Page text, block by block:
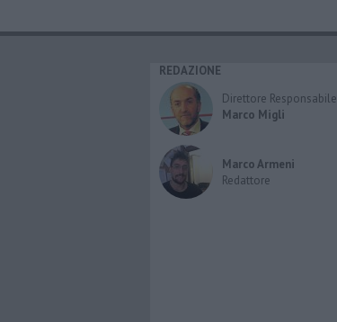
REDAZIONE
Direttore Responsabile
Marco Migli
Marco Armeni
Redattore